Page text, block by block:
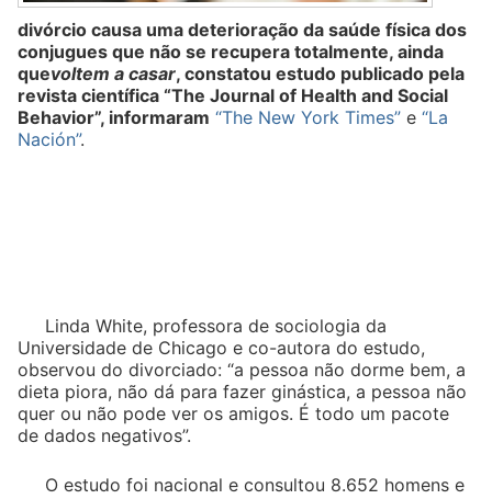
divórcio causa uma deterioração da saúde física dos
conjugues que não se recupera totalmente, ainda
quevoltem a casar, constatou estudo publicado pela
revista científica “The Journal of Health and Social
Behavior”, informaram “The New York Times” e “La
Nación”.
Linda White, professora de sociologia da
Universidade de Chicago e co-autora do estudo,
observou do divorciado: “a pessoa não dorme bem, a
dieta piora, não dá para fazer ginástica, a pessoa não
quer ou não pode ver os amigos. É todo um pacote
de dados negativos”.
O estudo foi nacional e consultou 8.652 homens e